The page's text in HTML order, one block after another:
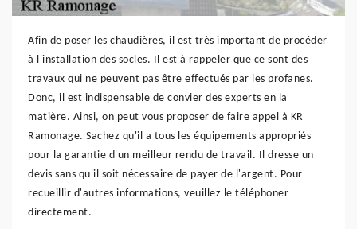
Afin de poser les chaudières, il est très important de procéder
à l'installation des socles. Il est à rappeler que ce sont des
travaux qui ne peuvent pas être effectués par les profanes.
Donc, il est indispensable de convier des experts en la
matière. Ainsi, on peut vous proposer de faire appel à KR
Ramonage. Sachez qu'il a tous les équipements appropriés
pour la garantie d'un meilleur rendu de travail. Il dresse un
devis sans qu'il soit nécessaire de payer de l'argent. Pour
recueillir d'autres informations, veuillez le téléphoner
directement.